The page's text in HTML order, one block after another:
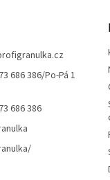
686 386/Po-Pá 1
686 386